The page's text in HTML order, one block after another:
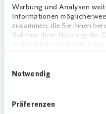
Werbung und Analysen
Informationen
zusammen, die Sie ihnen
Rahmen Ihrer Nutzung der
Notwendig
Präferenzen
Besonderes
als gedacht. Trotz des
Team sorgten
unnachahmliche